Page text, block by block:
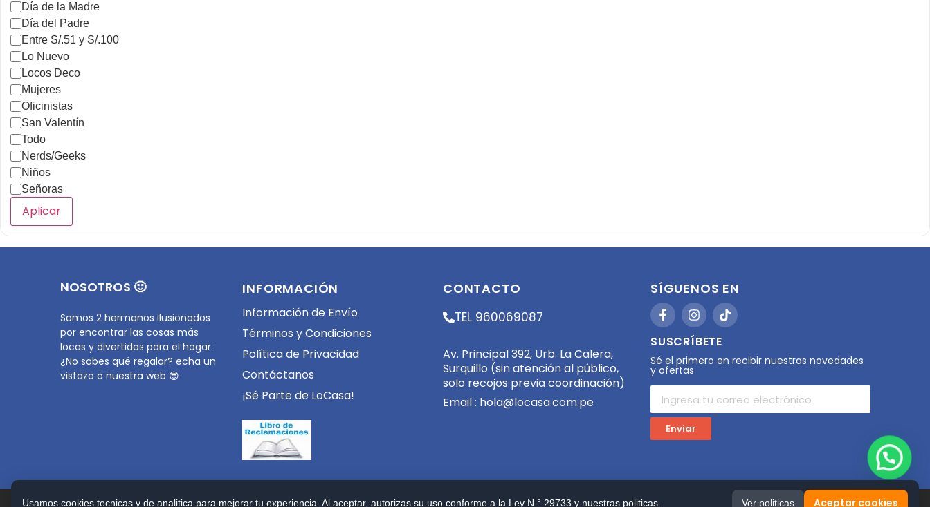
Día de la Madre
Día del Padre
Entre S/.51 y S/.100
Lo Nuevo
Locos Deco
Mujeres
Oficinistas
San Valentín
Todo
Nerds/Geeks
Niños
Señoras
Aplicar
NOSOTROS 🙂
Somos 2 hermanos ilusionados
por encontrar las cosas más
locas y divertidas para el hogar.
¿No sabes qué regalar? echa un
vistazo a nuestra web 😎
INFORMACIÓN
Información de Envío
Términos y Condiciones
Política de Privacidad
Contáctanos
¡Sé Parte de LoCasa!
CONTACTO
TEL 960069087
Av. Principal 392, Urb. La Calera,
Surquillo (sin atención al público,
solo recojos previa coordinación)
Email : hola@locasa.com.pe
SÍGUENOS EN
SUSCRÍBETE
Sé el primero en recibir nuestras novedades
y ofertas
Enviar
Usamos cookies tecnicas y de analitica para mejorar tu experiencia. Al aceptar, autorizas su uso conforme a la Ley N.° 29733 y nuestras politicas. Ver politicas Aceptar cookies